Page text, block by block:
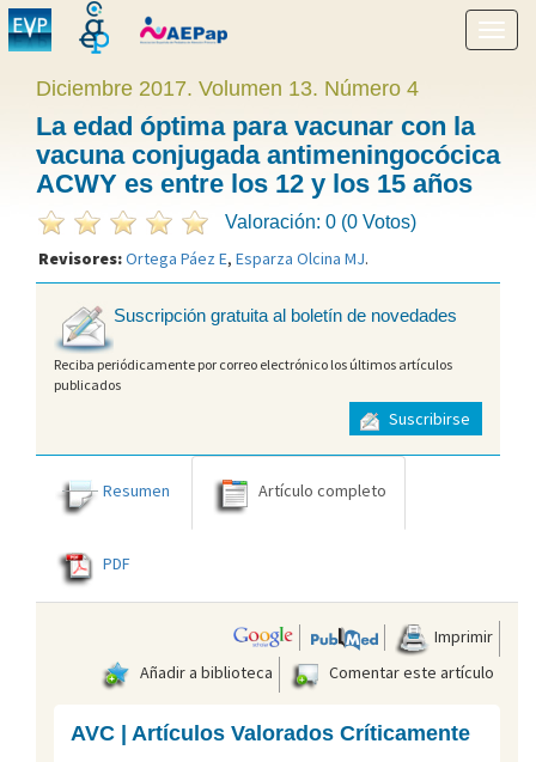
menú
Diciembre 2017. Volumen 13. Número 4
La edad óptima para vacunar con la
vacuna conjugada antimeningocócica
ACWY es entre los 12 y los 15 años
Valoración: 0 (0 Votos)
Revisores:Ortega Páez E, Esparza Olcina MJ.
Suscripción gratuita al boletín de novedades
Reciba periódicamente por correo electrónico los últimos artículos
publicados
Suscribirse
Resumen Artículo completo
PDF
Imprimir
Añadir a biblioteca
Comentar este artículo
AVC | Artículos Valorados Críticamente